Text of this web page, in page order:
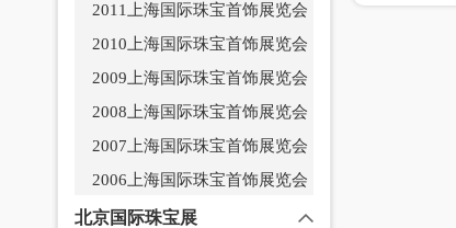
2011上海国际珠宝首饰展览会
2010上海国际珠宝首饰展览会
2009上海国际珠宝首饰展览会
2008上海国际珠宝首饰展览会
2007上海国际珠宝首饰展览会
2006上海国际珠宝首饰展览会
北京国际珠宝展